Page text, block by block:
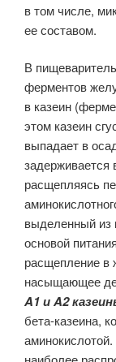
в том числе,
ее составом.
В
ферментов
в казеин
этом казеин
выпадает в
задерживается
расщепляясь
выделенный из
основой
расщепление в
насыщающее
A1 и A2
бета-казеина,